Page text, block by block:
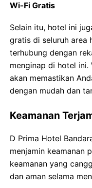
Wi-Fi Gratis
Selain itu, hotel ini
gratis di seluruh area
terhubung dengan
menginap di hotel
akan memastikan
dengan mudah dan
Keamanan
D Prima Hotel
menjamin keamanan
keamanan yang
dan aman selama